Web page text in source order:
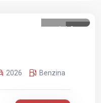
1 /6
2026 Benzina